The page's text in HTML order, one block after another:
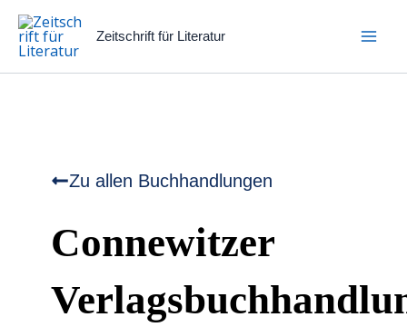
Zum
Inhalt
springen
Zeitschrift für Literatur
Zu allen Buchhandlungen
Connewitzer